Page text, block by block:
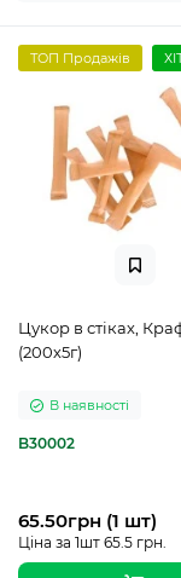
ТОП Продажів
Цукор в стіках,
(200х5г)
В наявності
B30002
65.50грн (1 шт)
Ціна за 1шт 65.5 грн.